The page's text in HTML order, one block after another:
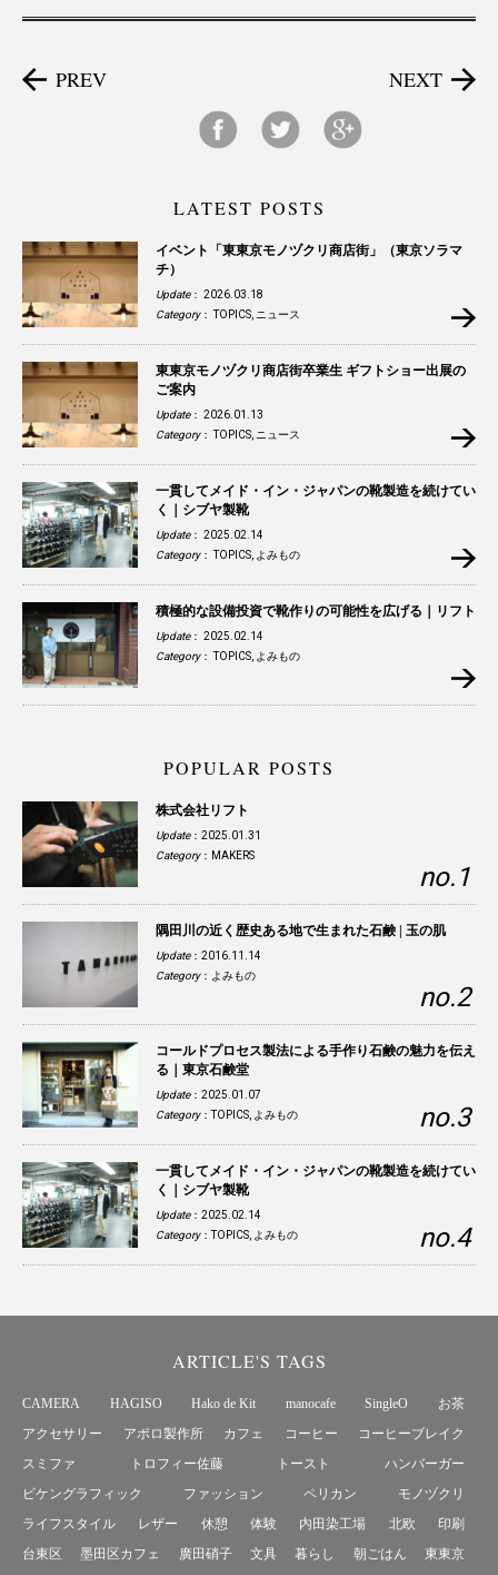
PREV NEXT
LATEST POSTS
イベント「東東京モノヅクリ商店街」（東京ソラマ
チ）
Update： 2026.03.18
Category：TOPICS ニュース
東東京モノヅクリ商店街卒業生 ギフトショー出展の
ご案内
Update： 2026.01.13
Category：TOPICS ニュース
一貫してメイド・イン・ジャパンの靴製造を続けてい
く｜シブヤ製靴
Update： 2025.02.14
Category：TOPICS よみもの
積極的な設備投資で靴作りの可能性を広げる｜リフト
Update： 2025.02.14
Category：TOPICS よみもの
POPULAR POSTS
株式会社リフト
Update：2025.01.31
Category： MAKERS
隅田川の近く歴史ある地で生まれた石鹸 | 玉の肌
Update：2016.11.14
Category： よみもの
コールドプロセス製法による手作り石鹸の魅力を伝え
る｜東京石鹸堂
Update：2025.01.07
Category：TOPICS よみもの
一貫してメイド・イン・ジャパンの靴製造を続けてい
く｜シブヤ製靴
Update：2025.02.14
Category：TOPICS よみもの
ARTICLE'S TAGS
CAMERA HAGISO Hako de Kit manocafe SingleO
お茶
アクセサリー
アポロ製作所 カフェ コーヒー
コーヒーブレイク
スミファ
トロフィー佐藤 トースト
ハンバーガー
ビケングラフィック
ファッション ペリカン
モノヅクリ
ライフスタイル
レザー 休憩 体験 内田染工場 北欧
印刷
台東区
墨田区カフェ 廣田硝子 文具 暮らし 朝ごはん 東東京